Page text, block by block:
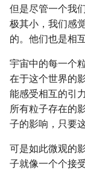
但是尽管一个我
极其小，我们感
的。他们也是相
宇宙中的每一个
在于这个世界的
能感受相互的引
所有粒子存在的
子的影响，只要
可是如此微观的
子就像一个个接